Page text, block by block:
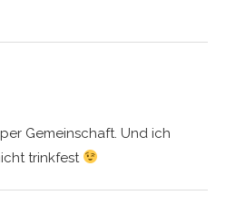
Gemeinschaft. Und ich
trinkfest